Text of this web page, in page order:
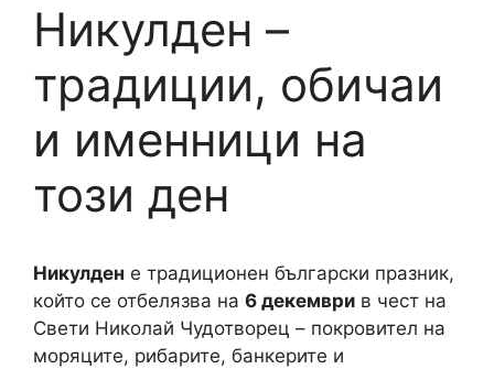
Никулден –
традиции, обичаи
и именници на
този ден
Никулден е традиционен български празник,
който се отбелязва на 6 декември в чест на
Свети Николай Чудотворец – покровител на
моряците, рибарите, банкерите и